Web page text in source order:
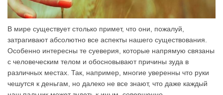
В мире существует столько примет, что они, пожалуй,
затрагивают абсолютно все аспекты нашего существования.
Особенно интересны те суеверия, которые напрямую связаны
с человеческим телом и обосновывают причины зуда в
различных местах. Так, например, многие уверенны что руки
чешутся к деньгам, но далеко не все знают, что даже каждый